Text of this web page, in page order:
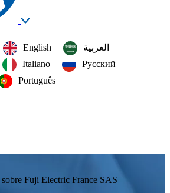
English
العربية‏
Italiano
Русский
Português
Fuji Electric France SAS